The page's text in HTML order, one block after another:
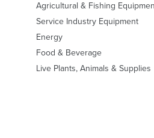
Agricultural & Fishing
Service Industry Equipment
Energy
Food & Beverage
Live Plants, Animals & Supplies